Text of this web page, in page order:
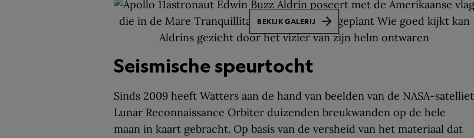
BEKIJK GALERIJ
Seismische speurtocht
Sinds 2009 heeft Watters aan de hand van beelden van de NASA-satelliet
Lunar Reconnaissance Orbiter duizenden breukwanden op de hele
maan in kaart gebracht. Op basis van de versheid van het materiaal dat